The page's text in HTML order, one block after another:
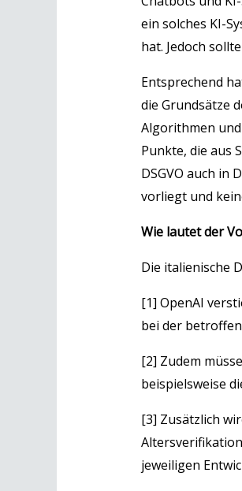
ein solches KI-
hat. Jedoch
Entsprechend
die Grundsätze
Algorithmen
Punkte, die aus
DSGVO auch in
vorliegt und
Wie lautet der
Die italienische
[1] OpenAI
bei der
[2] Zudem
beispielsweise
[3] Zusätzlich
jeweiligen